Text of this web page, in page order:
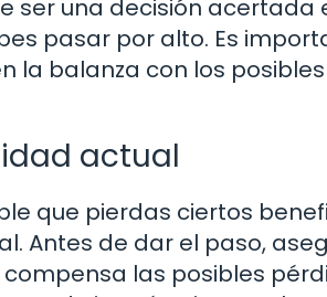
ser una decisión acertada
pasar por alto. Es
la balanza con los
actual
que pierdas ciertos
Antes de dar el paso,
las posibles